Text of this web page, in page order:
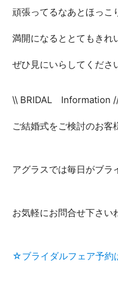
頑張ってるなあとほっこ
満開になるととてもきれ
ぜひ見にいらしてくださ
\\ BRIDAL Information
ご結婚式をご検討のお客
アグラスでは毎日がブラ
お気軽にお問合せ下さい
☆ブライダルフェア予約